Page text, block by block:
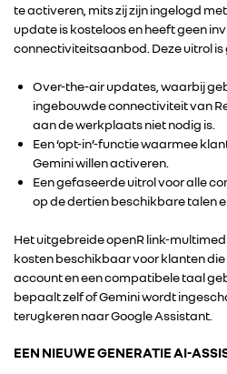
te activeren, mits zij zijn ingelogd
update is kosteloos en heeft geen
connectiviteitsaanbod. Deze uitrol
Over-the-air updates, waarbij
ingebouwde connectiviteit van
aan de werkplaats niet nodig is.
Een ‘opt-in’-functie waarmee
Gemini willen activeren.
Een gefaseerde uitrol voor alle
op de dertien beschikbare talen
Het uitgebreide openR link-
kosten beschikbaar voor klanten
account en een compatibele taal
bepaalt zelf of Gemini wordt
terugkeren naar Google Assistant.
EEN NIEUWE GENERATIE AI-